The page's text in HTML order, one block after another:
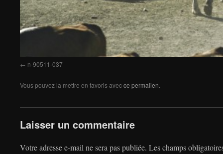
n-90511-037
Vous pouvez la mettre en favoris avecce permalien.
Laisser un commentaire
Votre adresse e-mail ne sera pas publiée. Les champs